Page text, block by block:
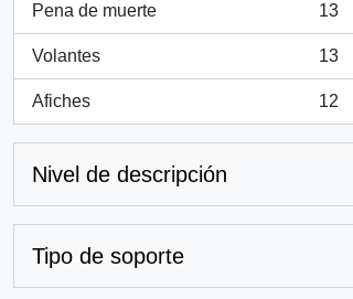
Pena de muerte
, 13 resultados
13
Volantes
, 13 resultados
13
Afiches
, 12 resultados
12
Nivel de descripción
Tipo de soporte